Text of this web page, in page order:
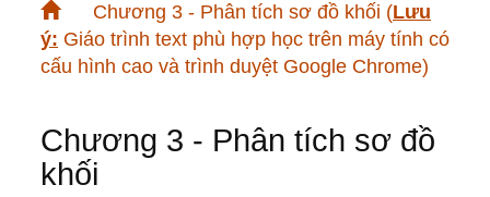
Chương 3 - Phân tích sơ đồ khối (Lưu
ý: Giáo trình text phù hợp học trên máy tính có
cấu hình cao và trình duyệt Google Chrome)
Chương 3 - Phân tích sơ đồ
khối